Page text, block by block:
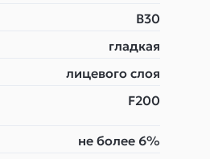
B30
гладкая
лицевого слоя
F200
не более 6%